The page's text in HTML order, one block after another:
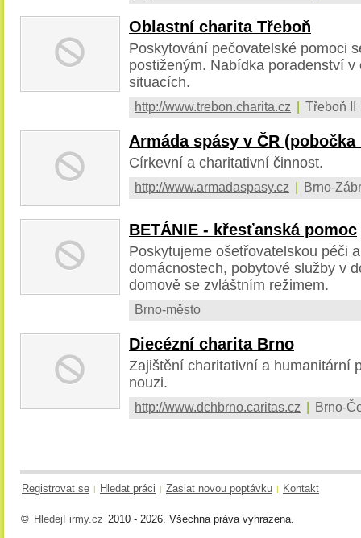
Oblastní charita Třeboň
Poskytování pečovatelské pomoci
postiženým. Nabídka poradenství
situacích.
http://www.trebon.charita.cz | Třeboň II
Armáda spásy v ČR
Církevní a charitativní činnost.
http://www.armadaspasy.cz | Brno-
BETÁNIE - křesťanská pomoc
Poskytujeme ošetřovatelskou péči
domácnostech, pobytové služby v
domově se zvláštním režimem.
Brno-město
Diecézní charita Brno
Zajištění charitativní a humanitární
nouzi.
http://www.dchbrno.caritas.cz | Brno-
Registrovat se | Hledat práci | Zaslat novou poptávku | Kontakt
© HledejFirmy.cz 2010 - 2026. Všechna práva vyhrazena.